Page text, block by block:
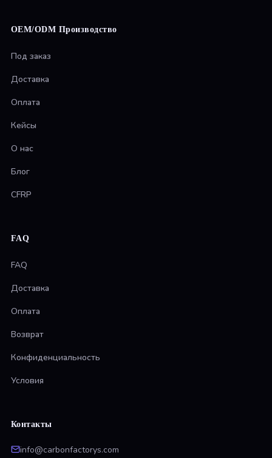
OEM/ODM Производство
Под заказ
Доставка
Оплата
Кейсы
О нас
Блог
CFRP
FAQ
FAQ
Доставка
Оплата
Возврат
Конфиденциальность
Условия
Контакты
info@carbonfactorys.com